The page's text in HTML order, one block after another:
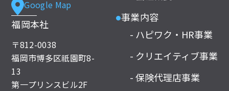
Google Map
福岡本社
〒812-0038
福岡市博多区祇園町8-
13
第一プリンスビル2F
●事業内容
- ハピワク・HR事業
- クリエイティブ事業
- 保険代理店事業